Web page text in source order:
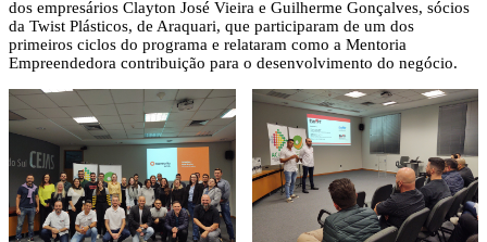
dos empresários Clayton José Vieira e Guilherme Gonçalves, sócios
da Twist Plásticos, de Araquari, que participaram de um dos
primeiros ciclos do programa e relataram como a Mentoria
Empreendedora contribuição para o desenvolvimento do negócio.